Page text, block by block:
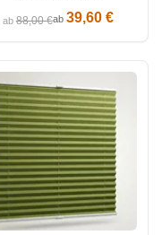
ab88,00 €ab 39,60 €